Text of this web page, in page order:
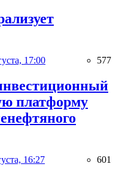
17:00 577
платформу
16:27 601